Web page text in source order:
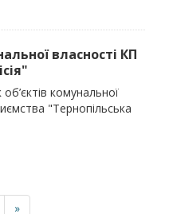
власності КП
комунальної
"Тернопільська
»